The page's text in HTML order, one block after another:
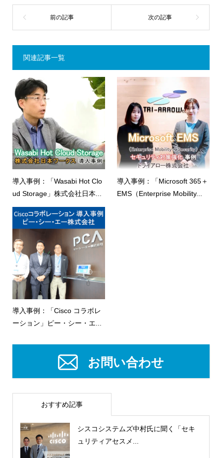
関連記事一覧
導入事例：「Wasabi Hot Clo
ud Storage」株式会社日本...
導入事例：「Microsoft 365＋
EMS（Enterprise Mobility...
導入事例：「Cisco コラボレ
ーション」ピー・シー・エ...
お問い合わせ
おすすめ記事
シスコシステムズ中村氏に聞く「セキ
ュリティアセスメ...